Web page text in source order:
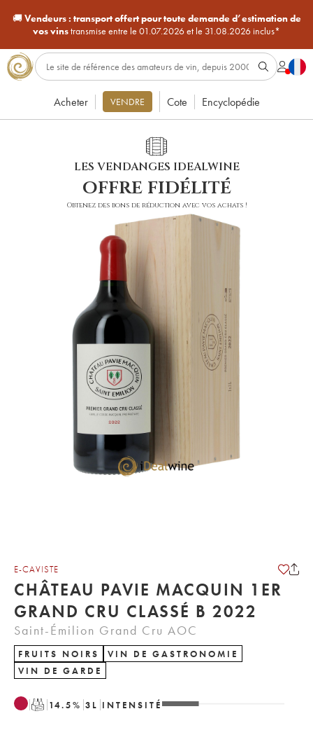
🚚Vendeurs : transport offert pour toute demande d’estimation de
vos vinstransmise entre le 01.07.2026 et le 31.08.2026 inclus*
Acheter VENDRE Cote Encyclopédie
LES VENDANGES IDEALWINE
offre fidélité
Obtenez des bons de réduction avec vos achats !
E-CAVISTE
CHÂTEAU PAVIE MACQUIN 1ER
GRAND CRU CLASSÉ B 2022
Saint-Émilion Grand Cru AOC
FRUITS NOIRS
VIN DE GASTRONOMIE
VIN DE GARDE
T 14.5% 3 L INTENSITÉ